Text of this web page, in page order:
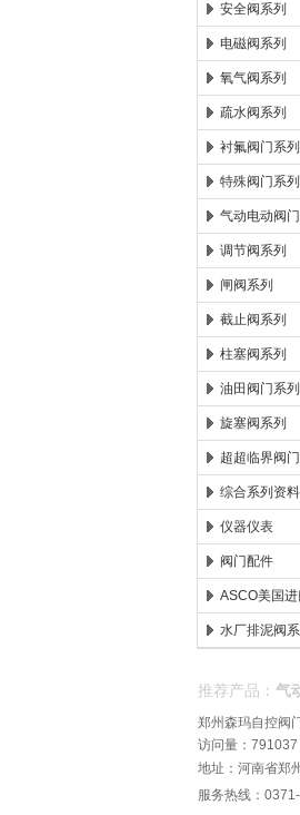
安全阀系列
电磁阀系列
氧气阀系列
疏水阀系列
衬氟阀门系列
特殊阀门系列
气动电动阀
调节阀系列
闸阀系列
截止阀系列
柱塞阀系列
油田阀门系列
旋塞阀系列
超超临界阀
综合系列资
仪器仪表
阀门配件
ASCO美国进
水厂排泥阀系
推荐产品： 气
郑州森玛自控阀
访问量：791037
地址：河南省郑
服务热线：